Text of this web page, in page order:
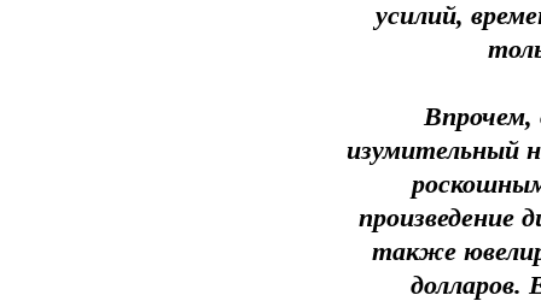
усилий,
Впрочем,
изумительный
произведение
также
долларов.